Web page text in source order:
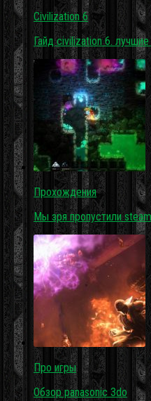
Civilization 6
Гайд civilization 6.
Прохождения
Мы зря пропустили
Про игры
Обзор panasonic 3do